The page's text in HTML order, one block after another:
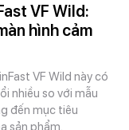
VF Wild:
hình cảm
VF Wild này có
nhiều so với mẫu
đến mục tiêu
sản phẩm.